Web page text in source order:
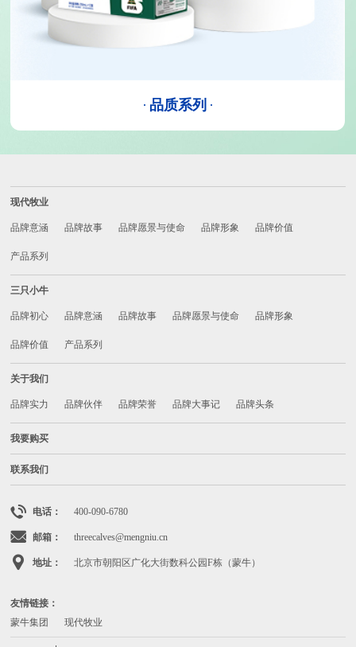
· 品质系列 ·
现代牧业
品牌意涵 品牌故事 品牌愿景与使命 品牌形象 品牌价值
产品系列
三只小牛
品牌初心 品牌意涵 品牌故事 品牌愿景与使命 品牌形象
品牌价值 产品系列
关于我们
品牌实力 品牌伙伴 品牌荣誉 品牌大事记 品牌头条
我要购买
联系我们
电话： 400-090-6780
邮箱： threecalves@mengniu.cn
地址： 北京市朝阳区广化大街数科公园F栋（蒙牛）
友情链接：
蒙牛集团
现代牧业